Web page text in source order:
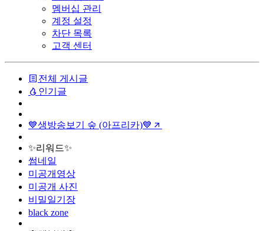
멤버십 관리
계정 설정
차단 목록
고객 센터
전체 게시글
인기글
💙생방송보기 숲 (아프리카)💙
✨리워드✨
썸네일
미공개영상
미공개 사진
비밀일기장
black zone